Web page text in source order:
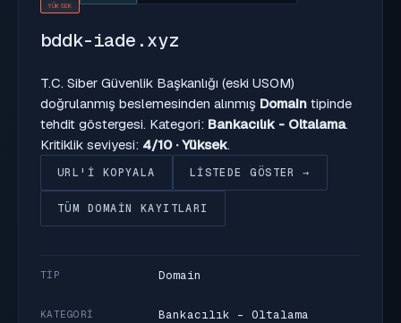
YÜKSEK
bddk-iade.xyz
T.C. Siber Güvenlik Başkanlığı (eski USOM)
doğrulanmış beslemesinden alınmış Domain tipinde
tehdit göstergesi. Kategori: Bankacılık - Oltalama.
Kritiklik seviyesi: 4/10 · Yüksek.
URL'I KOPYALA LISTEDE GÖSTER →
TÜM DOMAIN KAYITLARI
TIP Domain
KATEGORI Bankacılık - Oltalama